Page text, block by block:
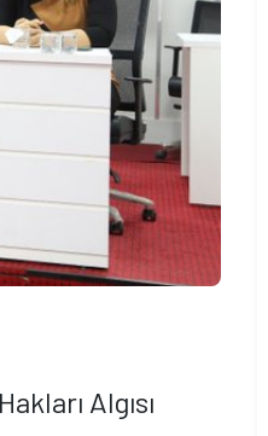
Algısı